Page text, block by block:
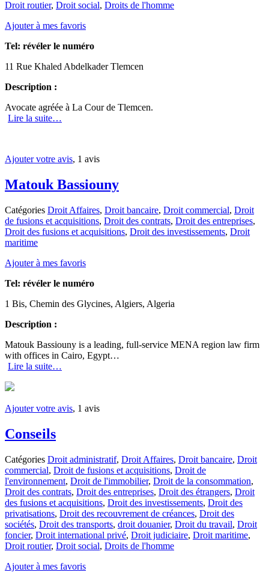
Droit routier, Droit social, Droits de l'homme
Ajouter à mes favoris
Tel: révéler le numéro
11 Rue Khaled Abdelkader Tlemcen
Description :
Avocate agréée à La Cour de Tlemcen.
Lire la suite…
Ajouter votre avis, 1 avis
Matouk Bassiouny
Catégories Droit Affaires, Droit bancaire, Droit commercial, Droit
de fusions et acquisitions, Droit des contrats, Droit des entreprises,
Droit des fusions et acquisitions, Droit des investissements, Droit
maritime
Ajouter à mes favoris
Tel: révéler le numéro
1 Bis, Chemin des Glycines, Algiers, Algeria
Description :
Matouk Bassiouny is a leading, full-service MENA region law firm
with offices in Cairo, Egypt…
Lire la suite…
Ajouter votre avis, 1 avis
Conseils
Catégories Droit administratif, Droit Affaires, Droit bancaire, Droit
commercial, Droit de fusions et acquisitions, Droit de
l'environnement, Droit de l'immobilier, Droit de la consommation,
Droit des contrats, Droit des entreprises, Droit des étrangers, Droit
des fusions et acquisitions, Droit des investissements, Droit des
privatisations, Droit des recouvrement de créances, Droit des
sociétés, Droit des transports, droit douanier, Droit du travail, Droit
foncier, Droit international privé, Droit judiciaire, Droit maritime,
Droit routier, Droit social, Droits de l'homme
Ajouter à mes favoris